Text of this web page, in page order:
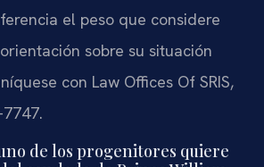
el peso que considere
sobre su situación
con Law Offices Of SRIS,
de los progenitores quiere